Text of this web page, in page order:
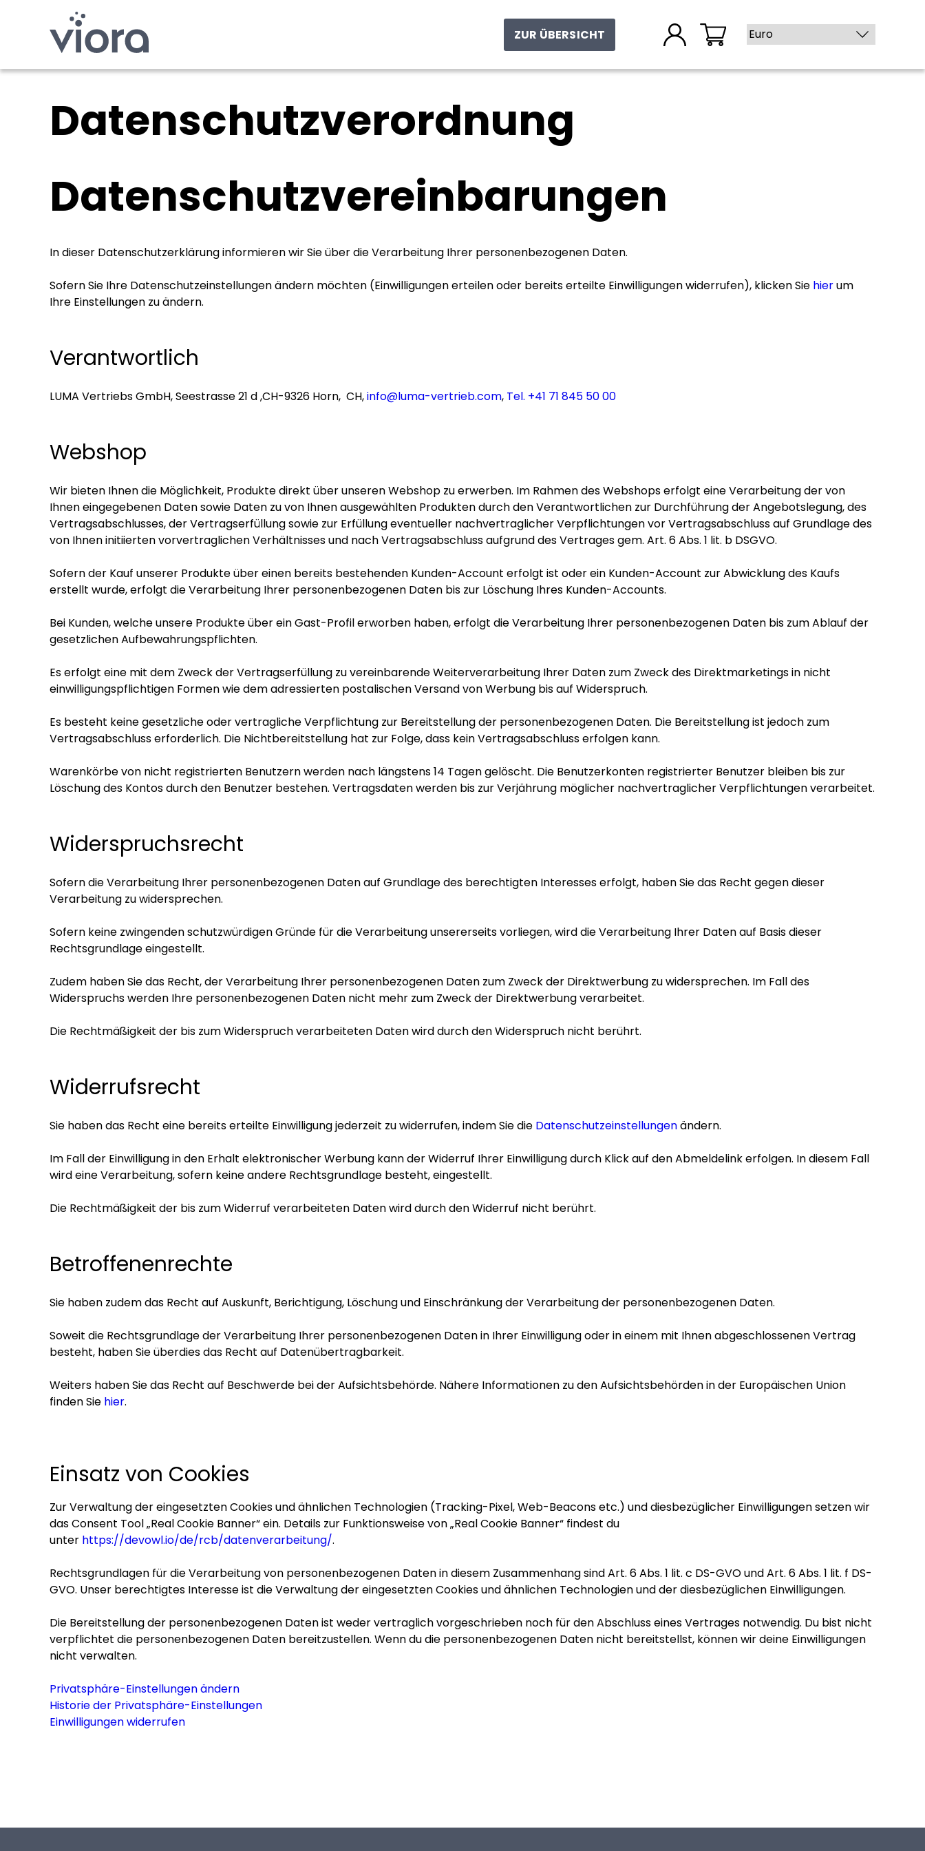
Dein täglicher Boost!
ZUR ÜBERSICHT
Datenschutzverordnung
Datenschutzvereinbarungen
In dieser Datenschutzerklärung informieren wir Sie über die Verarbeitung Ihrer personenbezogenen Daten.
Sofern Sie Ihre Datenschutzeinstellungen ändern möchten (Einwilligungen erteilen oder bereits erteilte Einwilligungen widerrufen), klicken Sie hierum
Ihre Einstellungen zu ändern.
Verantwortlich
LUMA Vertriebs GmbH, Seestrasse 21 d ,CH-9326 Horn, CH,info@luma-vertrieb.com, Tel. +41 71 845 50 00
Webshop
Wir bieten Ihnen die Möglichkeit, Produkte direkt über unseren Webshop zu erwerben. Im Rahmen des Webshops erfolgt eine Verarbeitung der von
Ihnen eingegebenen Daten sowie Daten zu von Ihnen ausgewählten Produkten durch den Verantwortlichen zur Durchführung der Angebotslegung, des
Vertragsabschlusses, der Vertragserfüllung sowie zur Erfüllung eventueller nachvertraglicher Verpflichtungen vor Vertragsabschluss auf Grundlage des
von Ihnen initiierten vorvertraglichen Verhältnisses und nach Vertragsabschluss aufgrund des Vertrages gem. Art. 6 Abs. 1 lit. b DSGVO.
Sofern der Kauf unserer Produkte über einen bereits bestehenden Kunden-Account erfolgt ist oder ein Kunden-Account zur Abwicklung des Kaufs
erstellt wurde, erfolgt die Verarbeitung Ihrer personenbezogenen Daten bis zur Löschung Ihres Kunden-Accounts.
Bei Kunden, welche unsere Produkte über ein Gast-Profil erworben haben, erfolgt die Verarbeitung Ihrer personenbezogenen Daten bis zum Ablauf der
gesetzlichen Aufbewahrungspflichten.
Es erfolgt eine mit dem Zweck der Vertragserfüllung zu vereinbarende Weiterverarbeitung Ihrer Daten zum Zweck des Direktmarketings in nicht
einwilligungspflichtigen Formen wie dem adressierten postalischen Versand von Werbung bis auf Widerspruch.
Es besteht keine gesetzliche oder vertragliche Verpflichtung zur Bereitstellung der personenbezogenen Daten. Die Bereitstellung ist jedoch zum
Vertragsabschluss erforderlich. Die Nichtbereitstellung hat zur Folge, dass kein Vertragsabschluss erfolgen kann.
Warenkörbe von nicht registrierten Benutzern werden nach längstens 14 Tagen gelöscht. Die Benutzerkonten registrierter Benutzer bleiben bis zur
Löschung des Kontos durch den Benutzer bestehen. Vertragsdaten werden bis zur Verjährung möglicher nachvertraglicher Verpflichtungen verarbeitet.
Widerspruchsrecht
Sofern die Verarbeitung Ihrer personenbezogenen Daten auf Grundlage des berechtigten Interesses erfolgt, haben Sie das Recht gegen dieser
Verarbeitung zu widersprechen.
Sofern keine zwingenden schutzwürdigen Gründe für die Verarbeitung unsererseits vorliegen, wird die Verarbeitung Ihrer Daten auf Basis dieser
Rechtsgrundlage eingestellt.
Zudem haben Sie das Recht, der Verarbeitung Ihrer personenbezogenen Daten zum Zweck der Direktwerbung zu widersprechen. Im Fall des
Widerspruchs werden Ihre personenbezogenen Daten nicht mehr zum Zweck der Direktwerbung verarbeitet.
Die Rechtmäßigkeit der bis zum Widerspruch verarbeiteten Daten wird durch den Widerspruch nicht berührt.
Widerrufsrecht
Sie haben das Recht eine bereits erteilte Einwilligung jederzeit zu widerrufen, indem Sie die Datenschutzeinstellungenändern.
Im Fall der Einwilligung in den Erhalt elektronischer Werbung kann der Widerruf Ihrer Einwilligung durch Klick auf den Abmeldelink erfolgen. In diesem Fall
wird eine Verarbeitung, sofern keine andere Rechtsgrundlage besteht, eingestellt.
Die Rechtmäßigkeit der bis zum Widerruf verarbeiteten Daten wird durch den Widerruf nicht berührt.
Betroffenenrechte
Sie haben zudem das Recht auf Auskunft, Berichtigung, Löschung und Einschränkung der Verarbeitung der personenbezogenen Daten.
Soweit die Rechtsgrundlage der Verarbeitung Ihrer personenbezogenen Daten in Ihrer Einwilligung oder in einem mit Ihnen abgeschlossenen Vertrag
besteht, haben Sie überdies das Recht auf Datenübertragbarkeit.
Weiters haben Sie das Recht auf Beschwerde bei der Aufsichtsbehörde. Nähere Informationen zu den Aufsichtsbehörden in der Europäischen Union
finden Sie hier.
Einsatz von Cookies
Zur Verwaltung der eingesetzten Cookies und ähnlichen Technologien (Tracking-Pixel, Web-Beacons etc.) und diesbezüglicher Einwilligungen setzen wir
das Consent Tool „Real Cookie Banner“ ein. Details zur Funktionsweise von „Real Cookie Banner“ findest du
unter https://devowl.io/de/rcb/datenverarbeitung/.
Rechtsgrundlagen für die Verarbeitung von personenbezogenen Daten in diesem Zusammenhang sind Art. 6 Abs. 1 lit. c DS-GVO und Art. 6 Abs. 1 lit. f DS-
GVO. Unser berechtigtes Interesse ist die Verwaltung der eingesetzten Cookies und ähnlichen Technologien und der diesbezüglichen Einwilligungen.
Die Bereitstellung der personenbezogenen Daten ist weder vertraglich vorgeschrieben noch für den Abschluss eines Vertrages notwendig. Du bist nicht
verpflichtet die personenbezogenen Daten bereitzustellen. Wenn du die personenbezogenen Daten nicht bereitstellst, können wir deine Einwilligungen
nicht verwalten.
Privatsphäre-Einstellungen ändern
Historie der Privatsphäre-Einstellungen
Einwilligungen widerrufen